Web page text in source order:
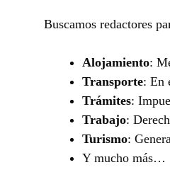
Buscamos redactores
Alojamiento:
Transporte: En
Trámites:
Trabajo:
Turismo:
Y mucho más…